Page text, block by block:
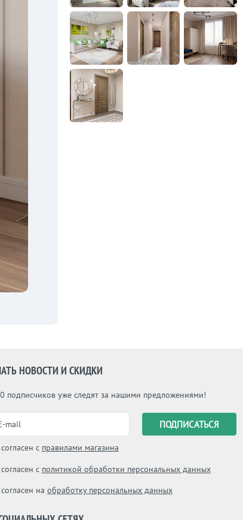
НОВОСТИ И СКИДКИ
подписчиков уже следят за нашими предложениями!
с правилами магазина
с политикой обработки персональных данных
на обработку персональных данных